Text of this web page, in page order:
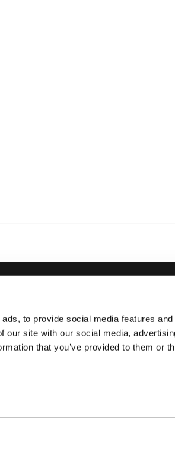
to provide social media features
our site with our social media,
that you’ve provided to them or
Thule